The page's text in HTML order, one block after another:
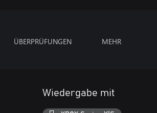
ÜBERPRÜFUNGEN MEHR
Wiedergabe mit